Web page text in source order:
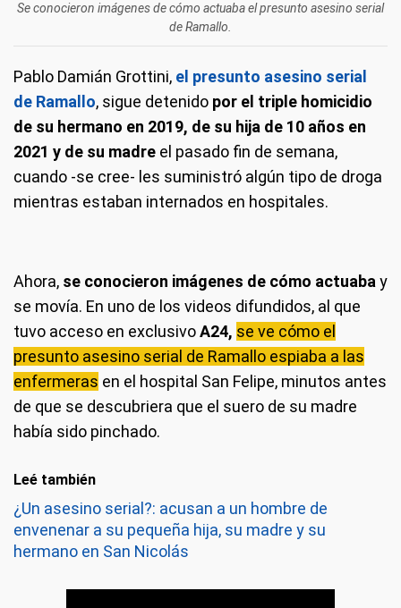
Se conocieron imágenes de cómo actuaba el presunto asesino serial
de Ramallo.
Pablo Damián Grottini, el presunto asesino serial
de Ramallo, sigue detenido por el triple homicidio
de su hermano en 2019, de su hija de 10 años en
2021 y de su madre el pasado fin de semana,
cuando -se cree- les suministró algún tipo de droga
mientras estaban internados en hospitales.
Ahora, se conocieron imágenes de cómo actuaba y
se movía. En uno de los videos difundidos, al que
tuvo acceso en exclusivoA24, se ve cómo el
presunto asesino serial de Ramallo espiaba a las
enfermeras en el hospital San Felipe, minutos antes
de que se descubriera que el suero de su madre
había sido pinchado.
Leé también
¿Un asesino serial?: acusan a un hombre de
envenenar a su pequeña hija, su madre y su
hermano en San Nicolás